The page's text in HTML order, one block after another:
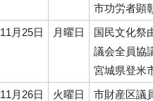
市功労者顕
11月25日
月曜日
国民文化祭
議会全員協
宮城県登米
11月26日
火曜日
市財産区議